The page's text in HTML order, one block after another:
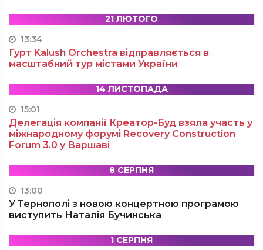
21 ЛЮТОГО
13:34
Гурт Kalush Orchestra відправляється в
масштабний тур містами України
14 ЛИСТОПАДА
15:01
Делегація компанії Креатор-Буд взяла участь у
міжнародному форумі Recovery Construction
Forum 3.0 у Варшаві
8 СЕРПНЯ
13:00
У Тернополі з новою концертною програмою
виступить Наталія Бучинська
1 СЕРПНЯ